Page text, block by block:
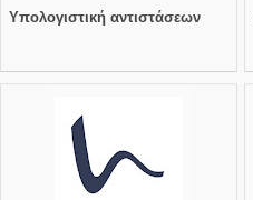
Υπολογιστική αντιστάσεων